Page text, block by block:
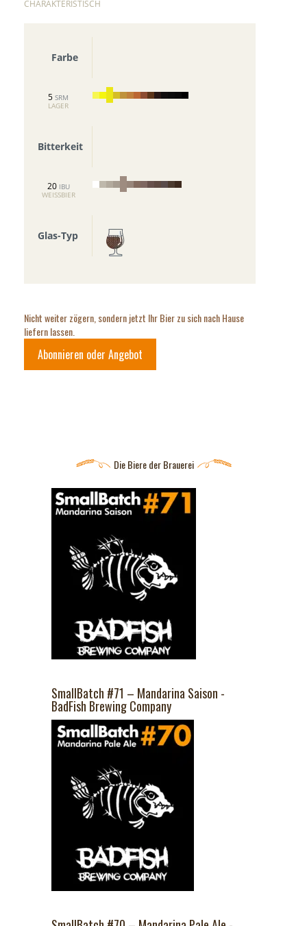
CHARAKTERISTISCH
Farbe
5 SRM
LAGER
Bitterkeit
20 IBU
WEISSBIER
Glas-Typ
Nicht weiter zögern, sondern jetzt Ihr Bier zu sich nach Hause
liefern lassen.
Abonnieren oder Angebot
Die Biere der Brauerei
SmallBatch #71 – Mandarina Saison -
BadFish Brewing Company